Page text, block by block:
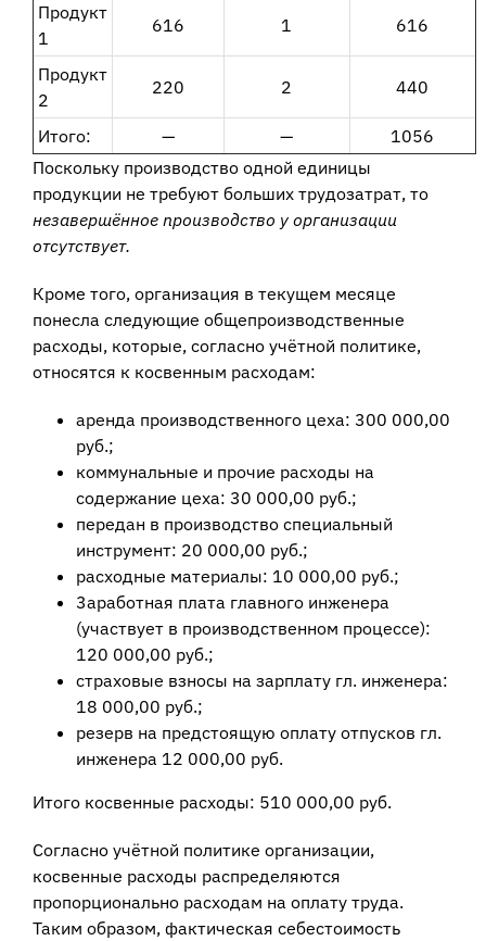
Продукт
1
616 1 616
Продукт
2
220 2 440
Итого: — —
1056
Поскольку производство одной единицы
продукции не требуют больших трудозатрат, то
незавершённое производство у организации
отсутствует.
Кроме того, организация в текущем месяце
понесла следующие общепроизводственные
расходы, которые, согласно учётной политике,
относятся к косвенным расходам:
аренда производственного цеха: 300 000,00
руб.;
коммунальные и прочие расходы на
содержание цеха: 30 000,00 руб.;
передан в производство специальный
инструмент: 20 000,00 руб.;
расходные материалы: 10 000,00 руб.;
3аработная плата главного инженера
(участвует в производственном процессе):
120 000,00 руб.;
страховые взносы на зарплату гл. инженера:
18 000,00 руб.;
резерв на предстоящую оплату отпусков гл.
инженера 12 000,00 руб.
Итого косвенные расходы: 510 000,00 руб.
Согласно учётной политике организации,
косвенные расходы распределяются
пропорционально расходам на оплату труда.
Таким образом, фактическая себестоимость